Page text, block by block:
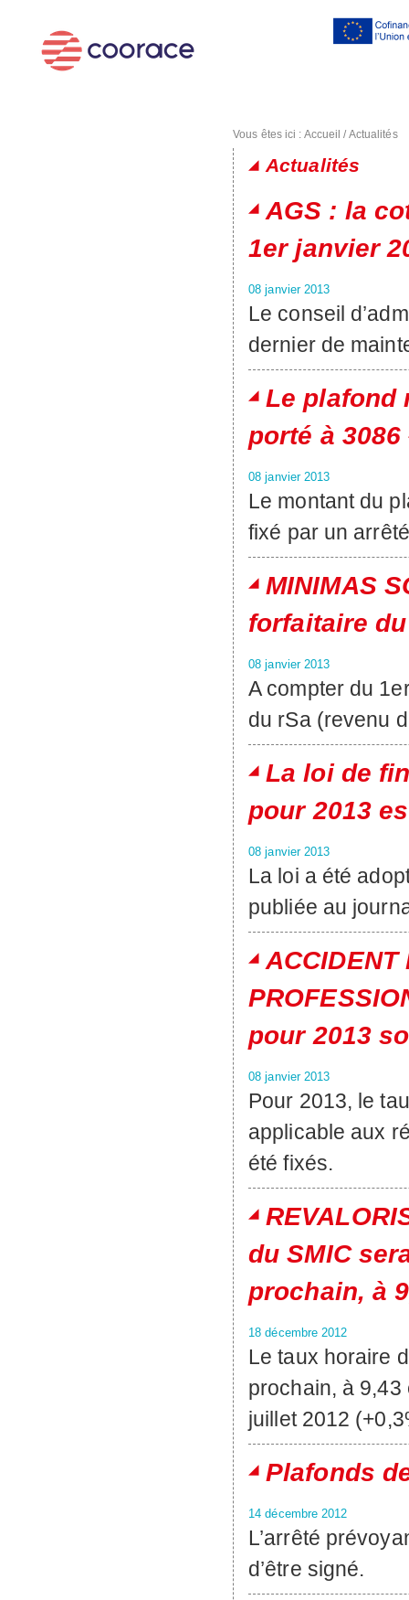
Vous êtes ici : Accueil /Actualités
Actualités
AGS : la
1er janvier
08 janvier 2013
Le conseil
dernier de
Le plafond
porté à
08 janvier 2013
Le montant du
fixé par un
MINIMAS
forfaitaire
08 janvier 2013
A compter du
du rSa (revenu
La loi de
pour 2013
08 janvier 2013
La loi a été
publiée au
ACCIDENT
pour 2013
08 janvier 2013
Pour 2013, le
applicable aux
été fixés.
du SMIC
prochain, à
18 décembre 2012
Le taux horaire
prochain, à
juillet 2012
Plafonds
14 décembre 2012
L’arrêté
d’être signé.
Pages